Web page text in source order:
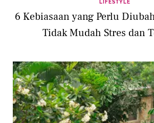
LIFESTYLE
6 Kebiasaan yang Perlu
Tidak Mudah Stres dan